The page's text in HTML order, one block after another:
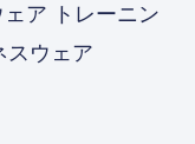
ア トレーニン
スウェア